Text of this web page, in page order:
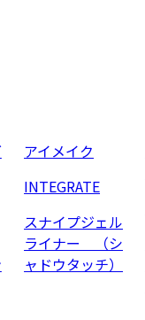
アイメイク
INTEGRATE
スナイプジェル
ライナー （シ
ャドウタッチ）